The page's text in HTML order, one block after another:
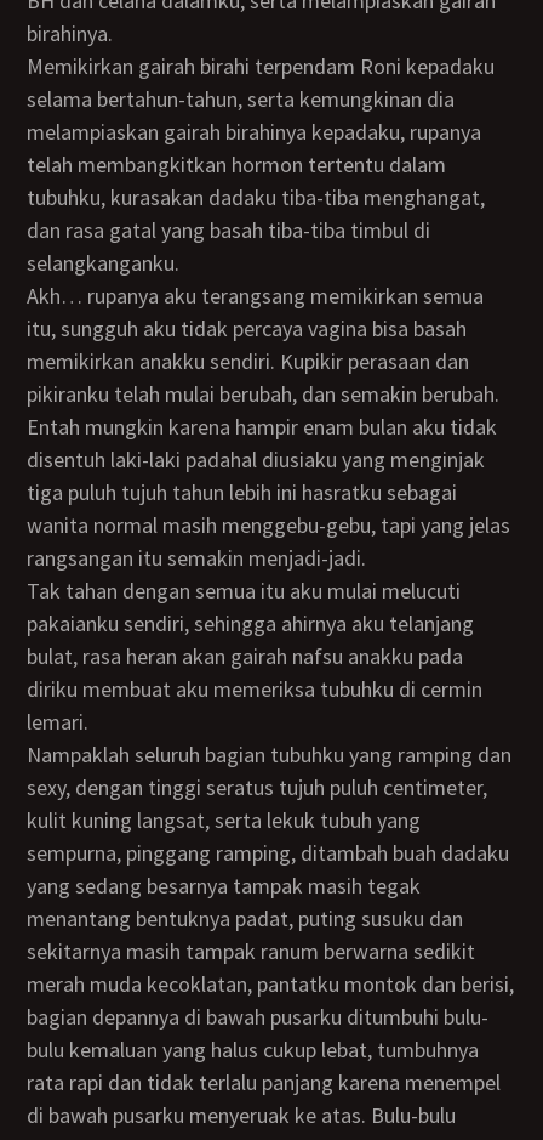
birahinya.
Memikirkan gairah birahi terpendam Roni kepadaku
selama bertahun-tahun, serta kemungkinan dia
melampiaskan gairah birahinya kepadaku, rupanya
telah membangkitkan hormon tertentu dalam
tubuhku, kurasakan dadaku tiba-tiba menghangat,
dan rasa gatal yang basah tiba-tiba timbul di
selangkanganku.
Akh… rupanya aku terangsang memikirkan semua
itu, sungguh aku tidak percaya vagina bisa basah
memikirkan anakku sendiri. Kupikir perasaan dan
pikiranku telah mulai berubah, dan semakin berubah.
Entah mungkin karena hampir enam bulan aku tidak
disentuh laki-laki padahal diusiaku yang menginjak
tiga puluh tujuh tahun lebih ini hasratku sebagai
wanita normal masih menggebu-gebu, tapi yang jelas
rangsangan itu semakin menjadi-jadi.
Tak tahan dengan semua itu aku mulai melucuti
pakaianku sendiri, sehingga ahirnya aku telanjang
bulat, rasa heran akan gairah nafsu anakku pada
diriku membuat aku memeriksa tubuhku di cermin
lemari.
Nampaklah seluruh bagian tubuhku yang ramping dan
sexy, dengan tinggi seratus tujuh puluh centimeter,
kulit kuning langsat, serta lekuk tubuh yang
sempurna, pinggang ramping, ditambah buah dadaku
yang sedang besarnya tampak masih tegak
menantang bentuknya padat, puting susuku dan
sekitarnya masih tampak ranum berwarna sedikit
merah muda kecoklatan, pantatku montok dan berisi,
bagian depannya di bawah pusarku ditumbuhi bulu-
bulu kemaluan yang halus cukup lebat, tumbuhnya
rata rapi dan tidak terlalu panjang karena menempel
di bawah pusarku menyeruak ke atas. Bulu-bulu